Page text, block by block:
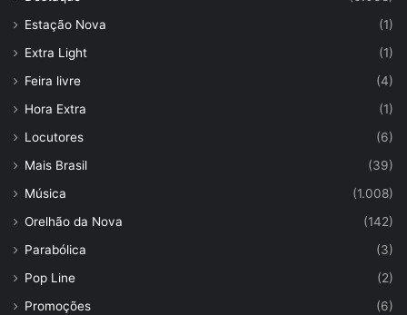
Estação Nova
(1)
Extra Light
(1)
Feira livre
(4)
Hora Extra
(1)
Locutores
(6)
Mais Brasil
(39)
Música
(1.008)
Orelhão da Nova
(142)
Parabólica
(3)
Pop Line
(2)
Promoções
(6)